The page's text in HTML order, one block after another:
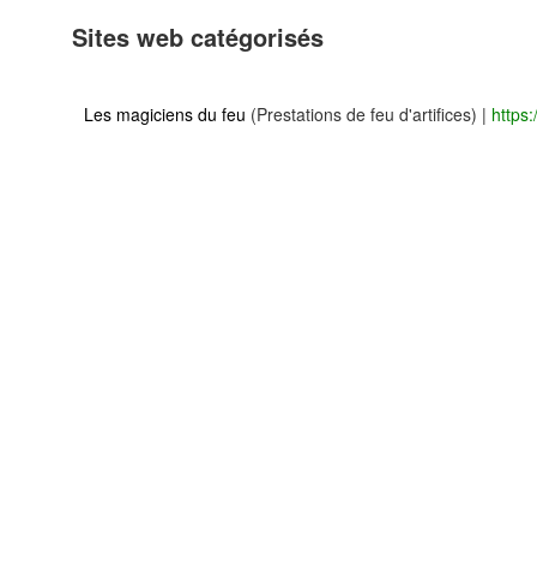
Sites web catégorisés
Les magiciens du feu (Prestations de feu d'artifices) |